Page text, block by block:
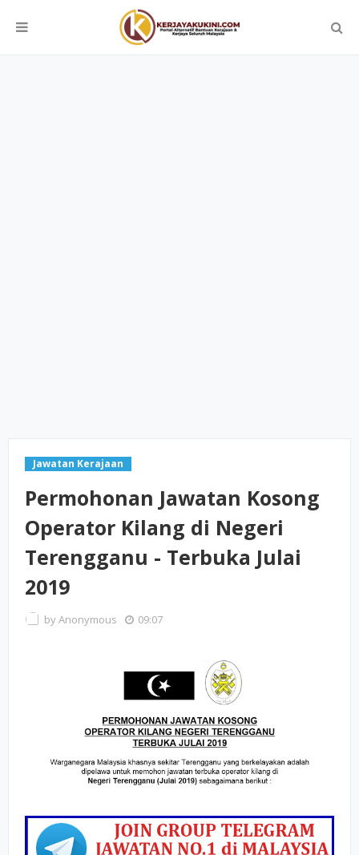
Jawatan Kerajaan
Permohonan Jawatan Kosong
Operator Kilang di Negeri
Terengganu - Terbuka Julai
2019
byAnonymous 09:07